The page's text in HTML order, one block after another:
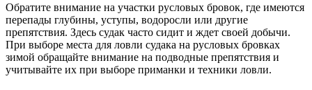
Обратите внимание на участки русловых бровок, где имеются
перепады глубины, уступы, водоросли или другие
препятствия. Здесь судак часто сидит и ждет своей добычи.
При выборе места для ловли судака на русловых бровках
зимой обращайте внимание на подводные препятствия и
учитывайте их при выборе приманки и техники ловли.